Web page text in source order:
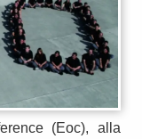
(Eoc), alla